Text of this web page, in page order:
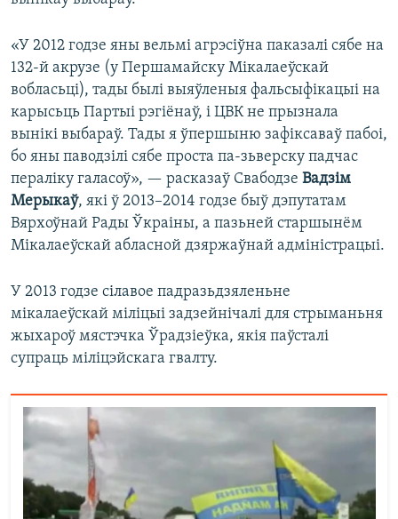
«У 2012 годзе яны вельмі агрэсіўна паказалі сябе на
132-й акрузе (у Першамайску Мікалаеўскай
вобласьці), тады былі выяўленыя фальсыфікацыі на
карысьць Партыі рэгіёнаў, і ЦВК не прызнала
вынікі выбараў. Тады я ўпершыню зафіксаваў пабоі,
бо яны паводзілі сябе проста па-зьверску падчас
пераліку галасоў», — расказаў Свабодзе Вадзім
Мерыкаў, які ў 2013–2014 годзе быў дэпутатам
Вярхоўнай Рады Ўкраіны, а пазьней старшынём
Мікалаеўскай абласной дзяржаўнай адміністрацыі.
У 2013 годзе сілавое падразьдзяленьне
мікалаеўскай міліцыі задзейнічалі для стрыманьня
жыхароў мястэчка Ўрадзіеўка, якія паўсталі
супраць міліцэйскага гвалту.